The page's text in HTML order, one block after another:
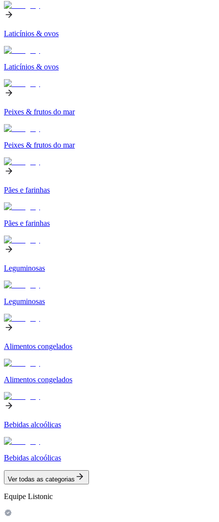
Laticínios & ovos
Laticínios & ovos
Peixes & frutos do mar
Peixes & frutos do mar
Pães e farinhas
Pães e farinhas
Leguminosas
Leguminosas
Alimentos congelados
Alimentos congelados
Bebidas alcoólicas
Bebidas alcoólicas
Ver todas as categorias
Equipe Listonic